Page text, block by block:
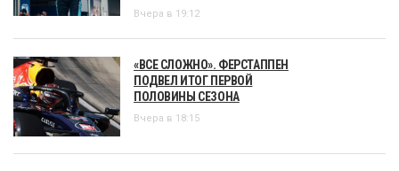
Вчера в 19:12
«ВСЕ СЛОЖНО». ФЕРСТАППЕН
ПОДВЕЛ ИТОГ ПЕРВОЙ
ПОЛОВИНЫ СЕЗОНА
Вчера в 18:15